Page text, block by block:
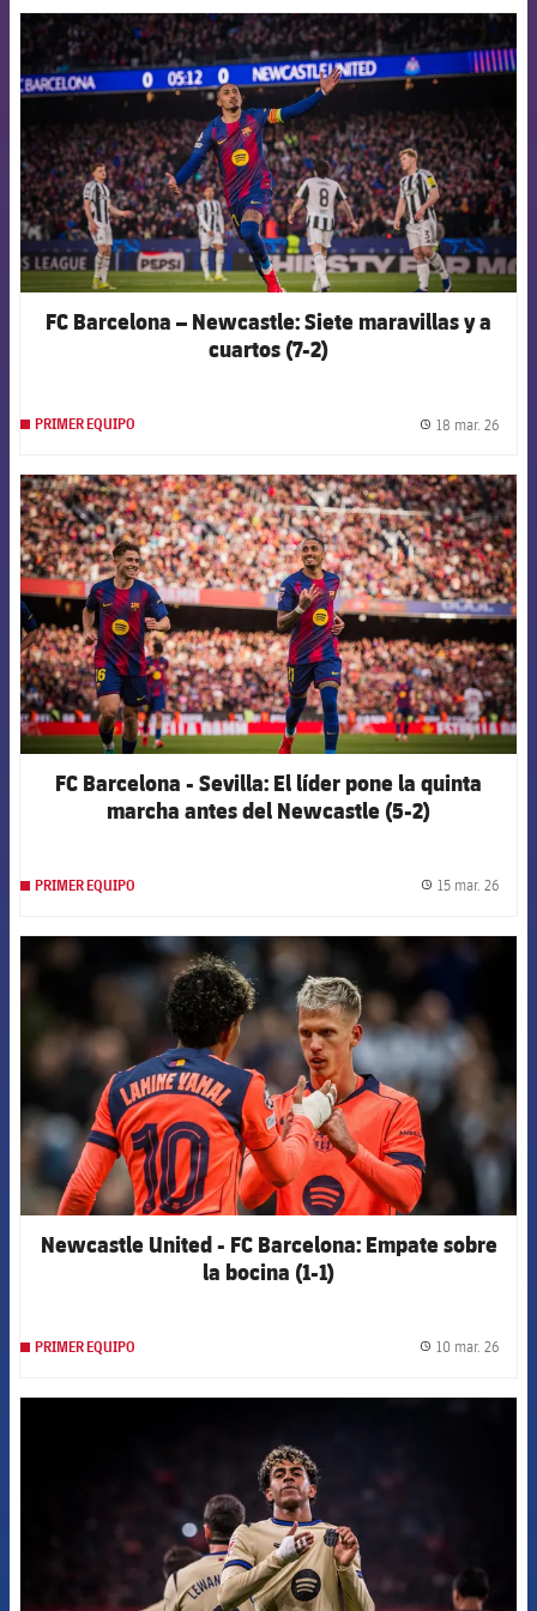
FCB Barcelona badge
FC Barcelona – Newcastle: Siete maravillas y a
cuartos (7-2)
PRIMER EQUIPO 18 mar. 26
FCB Barcelona badge
FC Barcelona - Sevilla: El líder pone la quinta
marcha antes del Newcastle (5-2)
PRIMER EQUIPO 15 mar. 26
FCB Barcelona badge
Newcastle United - FC Barcelona: Empate sobre
la bocina (1-1)
PRIMER EQUIPO 10 mar. 26